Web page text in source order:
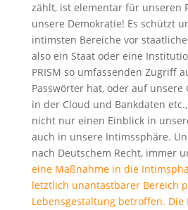
zählt, ist elementar für unseren
unsere Demokratie! Es schützt
intimsten Bereiche vor
also ein Staat oder eine
PRISM so umfassenden Zugriff
Passwörter hat, oder auf unsere
in der Cloud und Bankdaten
nicht nur einen Einblick in
auch in unsere Intimssphäre.
nach Deutschem Recht, immer
eine Maßnahme in die
letztlich unantastbarer Bereich
Lebensgestaltung betroffen.